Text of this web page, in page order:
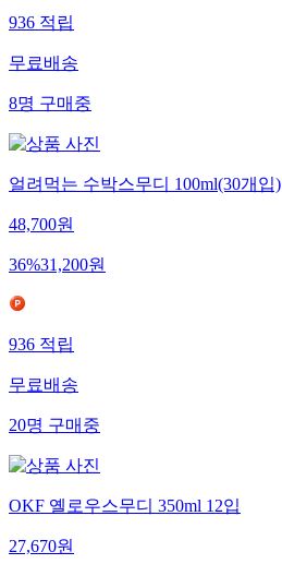
936적립
무료배송
8명구매중
얼려먹는 수박스무디 100ml(30개입)
48,700원
36%31,200원
936적립
무료배송
20명구매중
OKF 옐로우스무디 350ml 12입
27,670원